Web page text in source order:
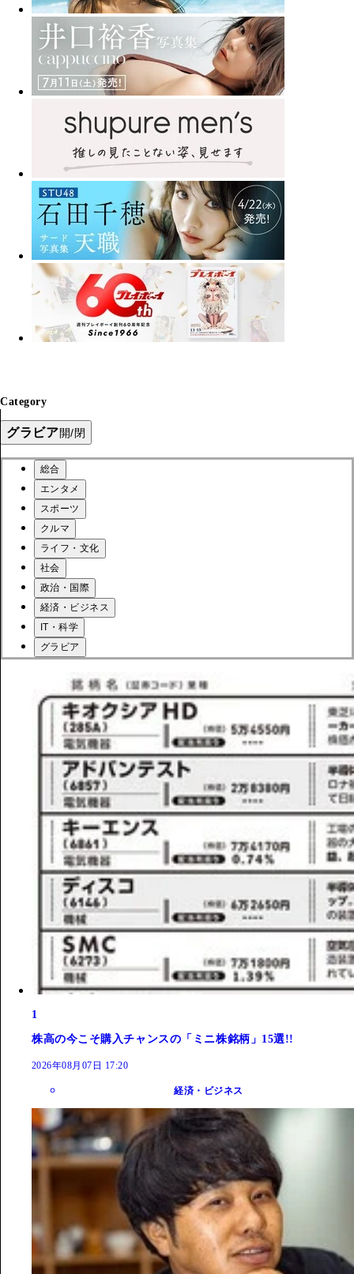
Category
グラビア開/閉
総合
エンタメ
スポーツ
クルマ
ライフ・文化
社会
政治・国際
経済・ビジネス
IT・科学
グラビア
1
株高の今こそ購入チャンスの「ミニ株銘柄」15選!!
2026年08月07日 17:20
経済・ビジネス